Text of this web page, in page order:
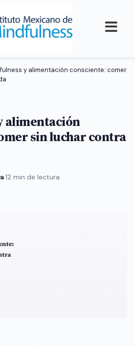
y alimentación consciente: comer
alimentación
sin luchar contra
12 min de lectura